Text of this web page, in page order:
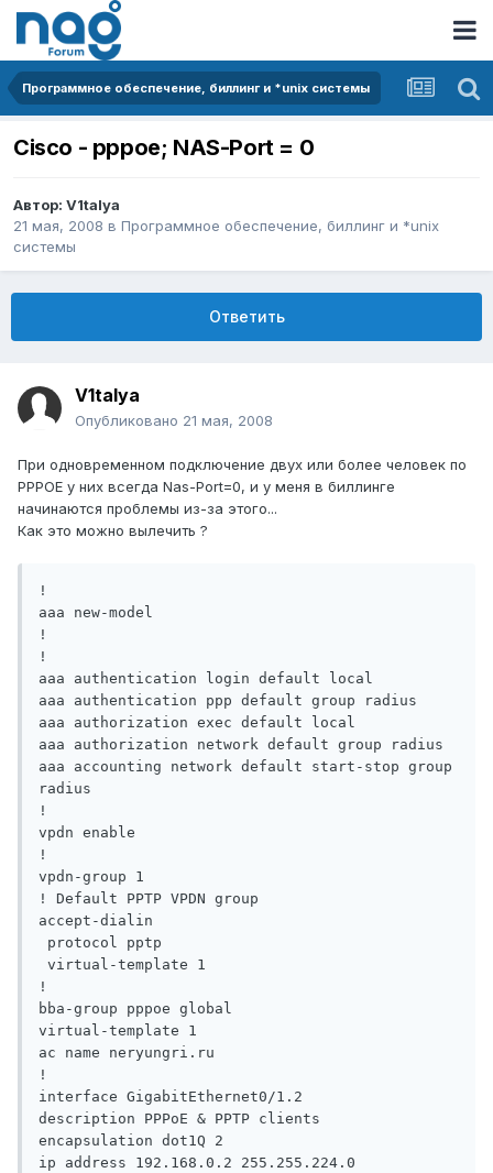
Программное обеспечение, биллинг и *unix системы
Cisco - pppoe; NAS-Port = 0
Автор: V1talya
21 мая, 2008 в Программное обеспечение, биллинг и *unix
системы
Ответить
V1talya
Опубликовано 21 мая, 2008
При одновременном подключение двух или более человек по
PPPOE у них всегда Nas-Port=0, и у меня в биллинге
начинаются проблемы из-за этого...
Как это можно вылечить ?
!
aaa new-model
!
!
aaa authentication login default local
aaa authentication ppp default group radius
aaa authorization exec default local
aaa authorization network default group radius
aaa accounting network default start-stop group
radius
!
vpdn enable
!
vpdn-group 1
! Default PPTP VPDN group
accept-dialin
!
bba-group pppoe global
virtual-template 1
ac name neryungri.ru
!
interface GigabitEthernet0/1.2
description PPPoE & PPTP clients
encapsulation dot1Q 2
ip address 192.168.0.2 255.255.224.0